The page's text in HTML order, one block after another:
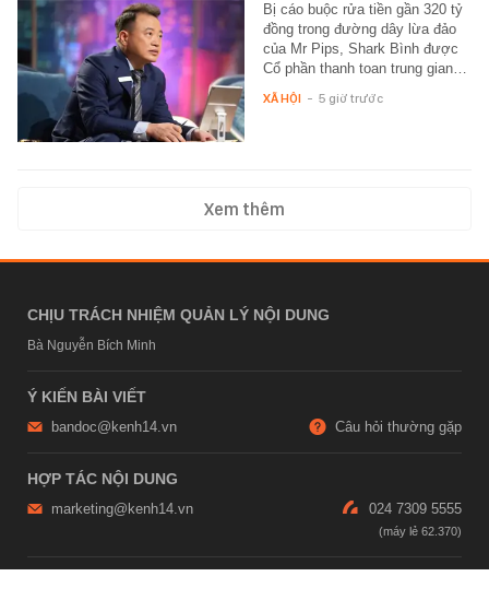
Bị cáo buộc rửa tiền gần 320 tỷ
đồng trong đường dây lừa đảo
của Mr Pips, Shark Bình được
Cổ phần thanh toan trung gian…
XÃ HỘI - 5 giờ trước
Xem thêm
CHỊU TRÁCH NHIỆM QUẢN LÝ NỘI DUNG
Bà Nguyễn Bích Minh
Ý KIẾN BÀI VIẾT
bandoc@kenh14.vn Câu hỏi thường gặp
HỢP TÁC NỘI DUNG
marketing@kenh14.vn 024 7309 5555